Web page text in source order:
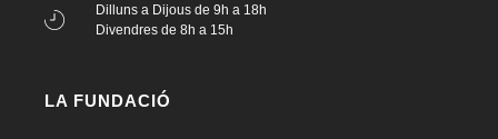
Dilluns a Dijous de 9h a 18h
Divendres de 8h a 15h
LA FUNDACIÓ